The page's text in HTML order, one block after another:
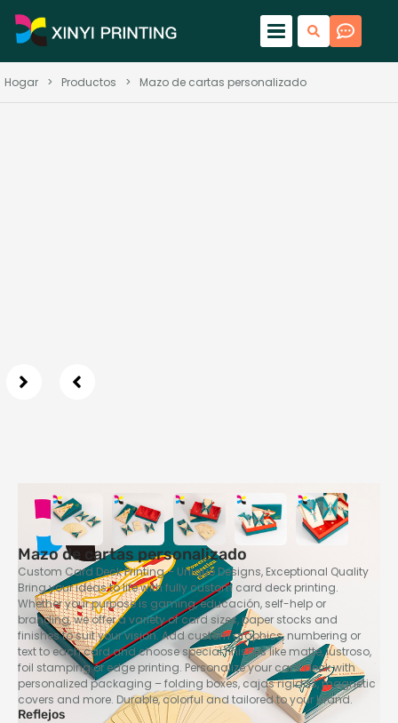
Hogar > Productos > Mazo de cartas personalizado
Mazo de cartas personalizado
Custom Card Deck Printing – Unique Designs, Exceptional Quality
Bring your ideas to life with fully custom card deck printing.
Whether your purpose is gaming, educación, self-help or
branding,we offer a variety of card sizes, paper stocks and
finishes to suit your vision.Add custom graphics, numbering or
text to each card and choose special finishes like matte, lustroso,
foil stamping or edge printing. Personalize your card deck with
personalized packaging – folding boxes, cajas rígidas,magnetic
covers and more. Durable,colorful and tailored to your brand.
Reflejos